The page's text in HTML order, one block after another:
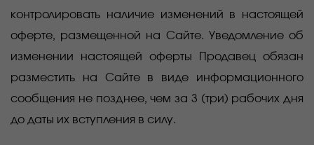
контролировать наличие изменений в настоящей
оферте, размещенной на Сайте. Уведомление об
изменении настоящей оферты Продавец обязан
разместить на Сайте в виде информационного
сообщения не позднее, чем за 3 (три) рабочих дня
до даты их вступления в силу.